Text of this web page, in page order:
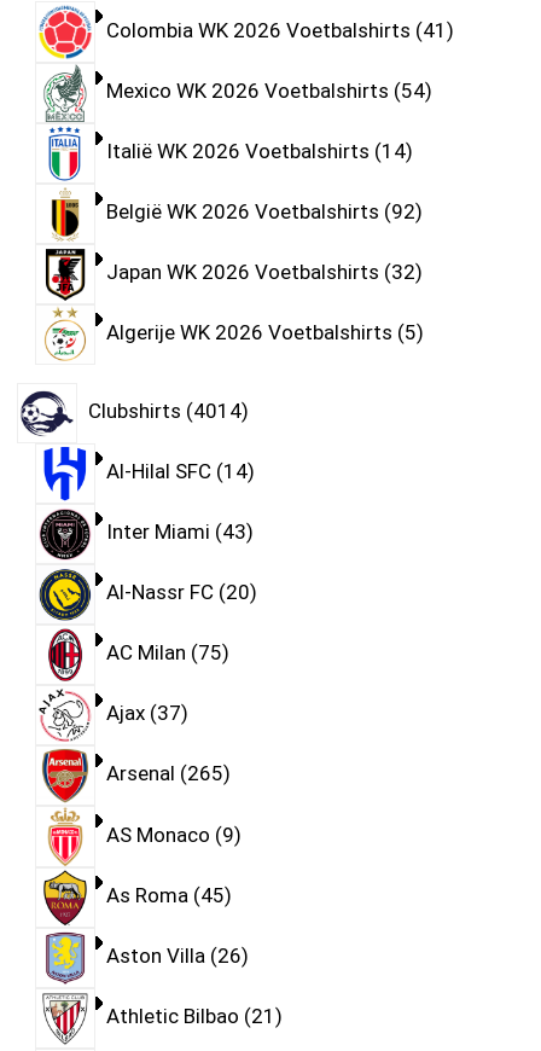
Colombia WK 2026 Voetbalshirts 41
Mexico WK 2026 Voetbalshirts 54
Italië WK 2026 Voetbalshirts 14
België WK 2026 Voetbalshirts 92
Japan WK 2026 Voetbalshirts 32
Algerije WK 2026 Voetbalshirts 5
Clubshirts 4014
Al-Hilal SFC 14
Inter Miami 43
Al-Nassr FC 20
AC Milan 75
Ajax 37
Arsenal 265
AS Monaco 9
As Roma 45
Aston Villa 26
Athletic Bilbao 21